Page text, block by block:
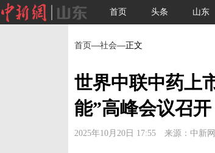
首页 头条 山东
首页—社会—正文
世界中联中药上
能”高峰会议召开
2025年10月20日 17:55 来源：中新